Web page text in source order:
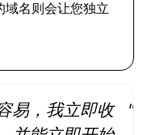
域名则会让您独立
易，我立即收
"